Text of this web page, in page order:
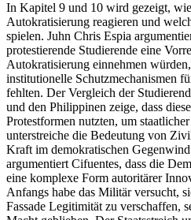
In Kapitel 9 und 10 wird gezeigt,
Autokratisierung reagieren und
spielen. Juhn Chris Espia
protestierende Studierende eine
Autokratisierung einnehmen
institutionelle Schutzmechanismen
fehlten. Der Vergleich der
und den Philippinen zeige, dass
Protestformen nutzten, um
unterstreiche die Bedeutung von
Kraft im demokratischen
argumentiert Cifuentes, dass die
eine komplexe Form autoritärer
Anfangs habe das Militär versucht,
Fassade Legitimität zu verschaffen,